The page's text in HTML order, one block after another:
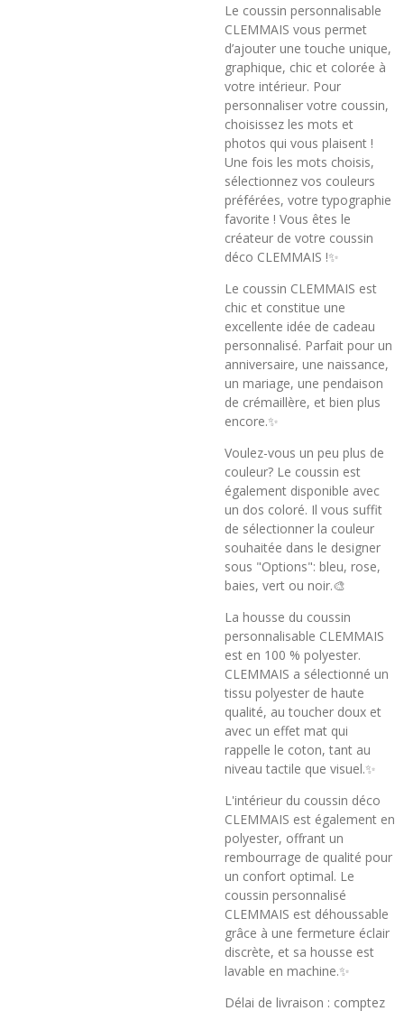
Le coussin personnalisable
CLEMMAIS vous permet
d’ajouter une touche unique,
graphique, chic et colorée à
votre intérieur. Pour
personnaliser votre coussin,
choisissez les mots et
photos qui vous plaisent !
Une fois les mots choisis,
sélectionnez vos couleurs
préférées, votre typographie
favorite ! Vous êtes le
créateur de votre coussin
déco CLEMMAIS !✨
Le coussin CLEMMAIS est
chic et constitue une
excellente idée de cadeau
personnalisé. Parfait pour un
anniversaire, une naissance,
un mariage, une pendaison
de crémaillère, et bien plus
encore.✨
Voulez-vous un peu plus de
couleur? Le coussin est
également disponible avec
un dos coloré. Il vous suffit
de sélectionner la couleur
souhaitée dans le designer
sous "Options": bleu, rose,
baies, vert ou noir.🎨
La housse du coussin
personnalisable CLEMMAIS
est en 100 % polyester.
CLEMMAIS a sélectionné un
tissu polyester de haute
qualité, au toucher doux et
avec un effet mat qui
rappelle le coton, tant au
niveau tactile que visuel.✨
L'intérieur du coussin déco
CLEMMAIS est également en
polyester, offrant un
rembourrage de qualité pour
un confort optimal. Le
coussin personnalisé
CLEMMAIS est déhoussable
grâce à une fermeture éclair
discrète, et sa housse est
lavable en machine.✨
Délai de livraison : comptez